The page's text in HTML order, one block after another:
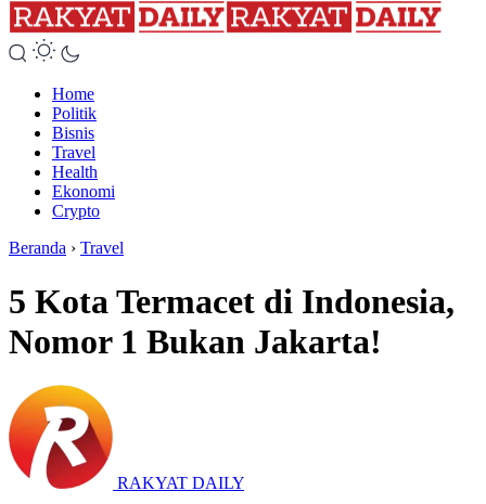
Home
Politik
Bisnis
Travel
Health
Ekonomi
Crypto
Beranda › Travel
5 Kota Termacet di Indonesia,
Nomor 1 Bukan Jakarta!
RAKYAT DAILY